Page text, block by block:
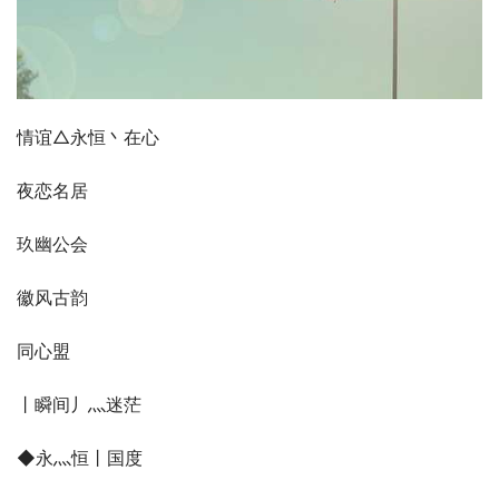
情谊△永恒丶在心
夜恋名居
玖幽公会
徽风古韵
同心盟
丨瞬间丿灬迷茫
◆永灬恒丨国度